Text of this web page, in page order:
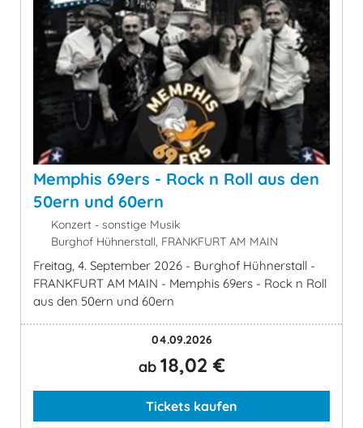
Memphis 69ers - Rock n Roll aus den
50ern und 60ern
Konzert - sonstige Musik
Burghof Hühnerstall, FRANKFURT AM MAIN
Freitag, 4. September 2026 - Burghof Hühnerstall -
FRANKFURT AM MAIN - Memphis 69ers - Rock n Roll
aus den 50ern und 60ern
04.09.2026
ab 18,02 €
Tickets kaufen